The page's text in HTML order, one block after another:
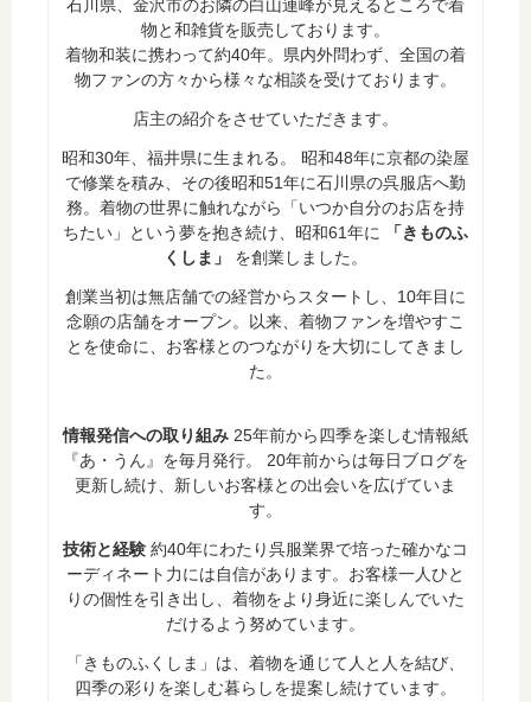
石川県、金沢市のお隣の白山連峰が見えるところで着
物と和雑貨を販売しております。
着物和装に携わって約40年。県内外問わず、全国の着
物ファンの方々から様々な相談を受けております。
店主の紹介をさせていただきます。
昭和30年、福井県に生まれる。 昭和48年に京都の染屋
で修業を積み、その後昭和51年に石川県の呉服店へ勤
務。着物の世界に触れながら「いつか自分のお店を持
ちたい」という夢を抱き続け、昭和61年に
「きものふ
くしま」
を創業しました。
創業当初は無店舗での経営からスタートし、10年目に
念願の店舗をオープン。以来、着物ファンを増やすこ
とを使命に、お客様とのつながりを大切にしてきまし
た。
情報発信への取り組み 25年前から四季を楽しむ情報紙
『あ・うん』を毎月発行。 20年前からは毎日ブログを
更新し続け、新しいお客様との出会いを広げていま
す。
技術と経験 約40年にわたり呉服業界で培った確かなコ
ーディネート力には自信があります。お客様一人ひと
りの個性を引き出し、着物をより身近に楽しんでいた
だけるよう努めています。
「きものふくしま」は、着物を通じて人と人を結び、
四季の彩りを楽しむ暮らしを提案し続けています。